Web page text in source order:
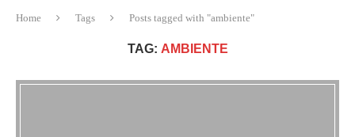
Home Tags Posts tagged with "ambiente"
TAG: AMBIENTE